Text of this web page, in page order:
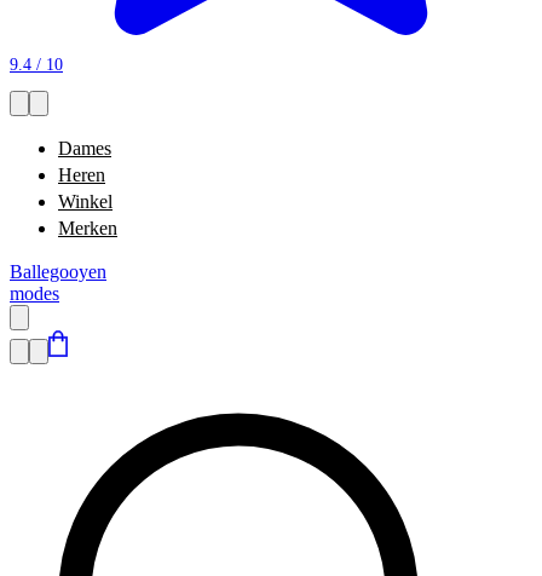
9.4 / 10
Dames
Heren
Winkel
Merken
Ballegooyen
modes